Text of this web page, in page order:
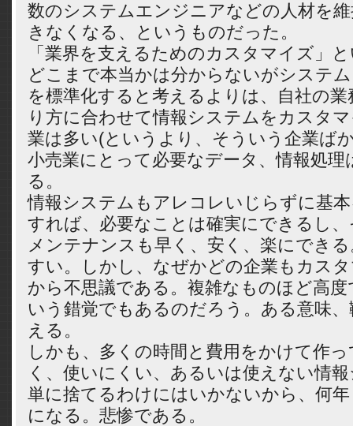
数のシステムエンジニアなどの人材を
きなくなる、というものだった。
「業界を支えるためのカスタマイズ」
どこまで本当かは分からないがシステ
を標準化すると考えるよりは、自社の
り方に合わせて情報システムをカスタ
業は多い(というより、そういう企業ば
小売業にとって必要なデータ、情報処理
る。
情報システムもアレコレいじらずに基
すれば、必要なことは確実にできるし
メンテナンスも早く、安く、楽にでき
すい。しかし、なぜかどの企業もカス
から不思議である。複雑なものほど高
いう錯覚でもあるのだろう。ある意味
える。
しかも、多くの時間と費用をかけて作
く、使いにくい、あるいは使えない情
単に捨てるわけにはいかないから、何
になる。悲惨である。